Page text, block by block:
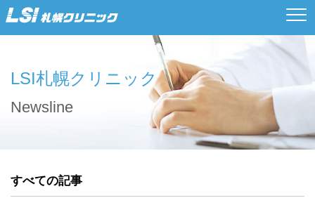
LSI札幌クリニック
Newsline
すべての記事